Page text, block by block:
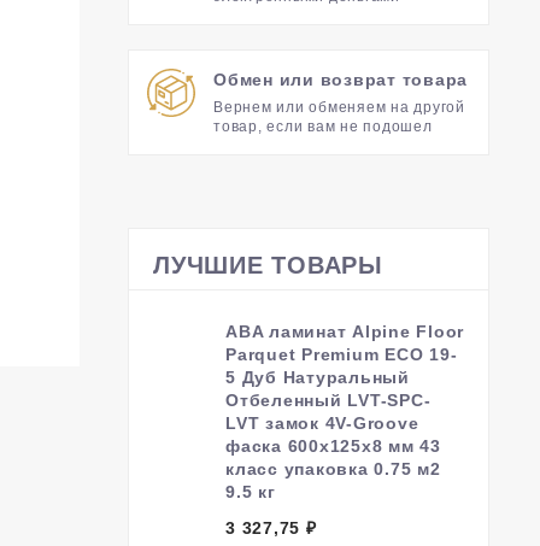
Обмен или возврат товара
Вернем или обменяем на другой
товар, если вам не подошел
ЛУЧШИЕ ТОВАРЫ
ABA ламинат Alpine Floor
Parquet Premium ECO 19-
5 Дуб Натуральный
Отбеленный LVT-SPC-
LVT замок 4V-Groove
фаска 600х125х8 мм 43
класс упаковка 0.75 м2
9.5 кг
3 327,75 ₽